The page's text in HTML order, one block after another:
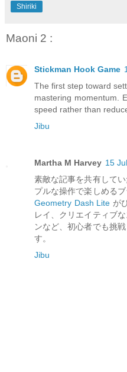
Shiriki
Maoni 2 :
Stickman Hook Game
The first step toward
mastering momentum.
speed rather than
Jibu
Martha M Harvey 15
素敵な記事を共有して
プルな操作で楽しめる
Geometry Dash Lite が
レイ、クリエイティブ
ンなど、初心者でも挑
す。
Jibu